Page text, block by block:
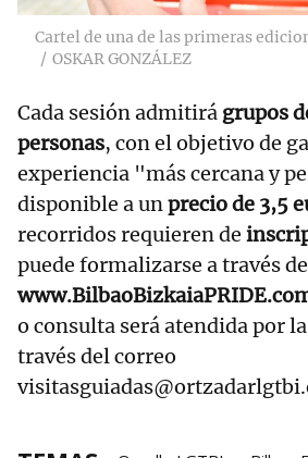
Cartel de una de las primeras
OSKAR GONZÁLEZ
Cada sesión admitirá grupos
personas, con el objetivo de
experiencia "más cercana y
disponible a unprecio de 3,5
recorridos requieren de
puede formalizarse a través
o consulta será atendida por
través del correo